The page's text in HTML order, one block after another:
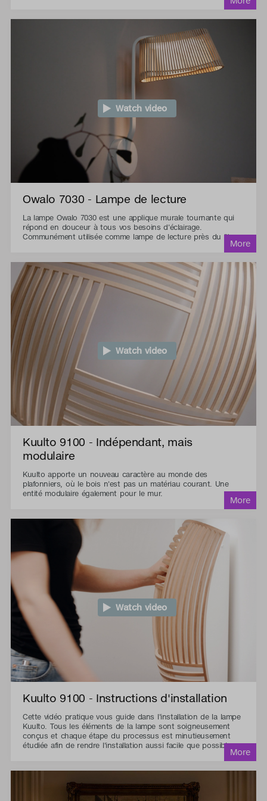
Watch video
Owalo 7030 - Lampe de lecture
La lampe Owalo 7030 est une applique murale tournante qui
répond en douceur à tous vos besoins d'éclairage.
Communément utilisée comme lampe de lecture près du lit.
Watch video
Kuulto 9100 - Indépendant, mais
modulaire
Kuulto apporte un nouveau caractère au monde des
plafonniers, où le bois n'est pas un matériau courant. Une
entité modulaire également pour le mur.
Watch video
Kuulto 9100 - Instructions d'installation
Cette vidéo pratique vous guide dans l'installation de la lampe
Kuulto. Tous les éléments de la lampe sont soigneusement
conçus et chaque étape du processus est minutieusement
étudiée afin de rendre l'installation aussi facile que possible.